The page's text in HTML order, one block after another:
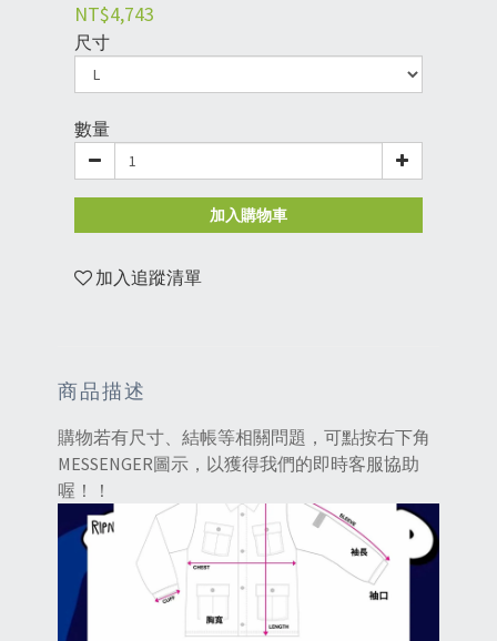
NT$4,743
尺寸
數量
加入購物車
加入追蹤清單
商品描述
購物若有尺寸、結帳等相關問題，可點按右下角
MESSENGER圖示，以獲得我們的即時客服協助
喔！！